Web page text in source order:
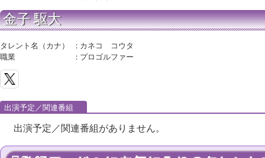
金子 駆大
タレント名（カナ） ： カネコ コウタ
職業
： プロゴルファー
出演予定／関連番組
出演予定／関連番組がありません。